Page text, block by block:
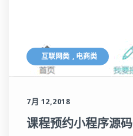
互联网类 , 电商类
7月 12,2018
课程预约小程序源码